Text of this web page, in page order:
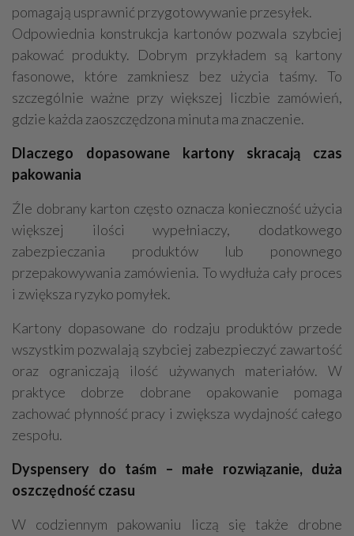
pomagają usprawnić przygotowywanie przesyłek.
Odpowiednia konstrukcja kartonów pozwala szybciej
pakować produkty. Dobrym przykładem są kartony
fasonowe, które zamkniesz bez użycia taśmy. To
szczególnie ważne przy większej liczbie zamówień,
gdzie każda zaoszczędzona minuta ma znaczenie.
Dlaczego dopasowane kartony skracają czas
pakowania
Źle dobrany karton często oznacza konieczność użycia
większej ilości wypełniaczy, dodatkowego
zabezpieczania produktów lub ponownego
przepakowywania zamówienia. To wydłuża cały proces
i zwiększa ryzyko pomyłek.
Kartony dopasowane do rodzaju produktów przede
wszystkim pozwalają szybciej zabezpieczyć zawartość
oraz ograniczają ilość używanych materiałów. W
praktyce dobrze dobrane opakowanie pomaga
zachować płynność pracy i zwiększa wydajność całego
zespołu.
Dyspensery do taśm – małe rozwiązanie, duża
oszczędność czasu
W codziennym pakowaniu liczą się także drobne